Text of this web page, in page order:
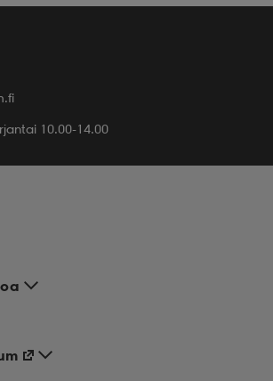
10.00-14.00